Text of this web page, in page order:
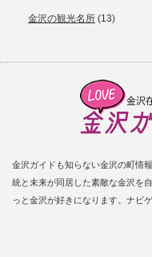
金沢の観光名所 (13)
金沢ガイドも知らない金沢の町情
統と未来が同居した素敵な金沢を
っと金沢が好きになります。ナビ